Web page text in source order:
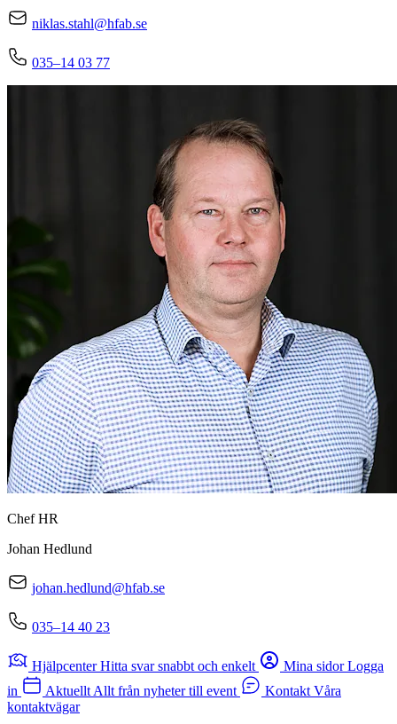
niklas.stahl@hfab.se
035–14 03 77
Chef HR
Johan Hedlund
johan.hedlund@hfab.se
035–14 40 23
Hjälpcenter Hitta svar snabbt och enkelt Mina sidor Logga
in
Aktuellt Allt från nyheter till event Kontakt Våra
kontaktvägar